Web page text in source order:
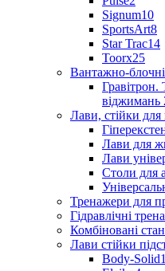
Signum10
SportsArt8
Star Trac14
Toorx25
Вантажно-
Гравітрон.
віджимань
Лави, стійки
Лави для
Лави
Столи для
Тренажери для
Гідравлічні
Комбіновані
Лави стійки
Body-Solid